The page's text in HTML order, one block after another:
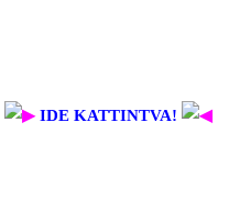
IDE KATTINTVA!